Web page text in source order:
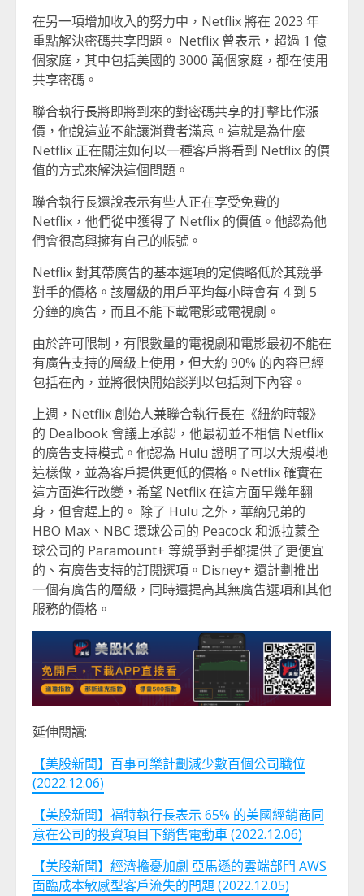
在另一項增加收入的努力中，Netflix 將在 2023 年
重點解決密碼共享問題。 Netflix 曾表示，超過 1 億
個家庭，其中包括美國的 3000 萬個家庭，都在使用
共享密碼。
聯合執行長將即將到來的對密碼共享的打擊比作漲
價，他說這並不能讓消費者滿意。這就是為什麼
Netflix 正在關注如何以一種客戶將看到 Netflix 的價
值的方式來解決這個問題。
聯合執行長還說表示有些人正在享受免費的
Netflix，他們從中獲得了 Netflix 的價值。他認為他
們會很高興擁有自己的帳號。
Netflix 對其帶廣告的基本選項的定價略低於其競爭
對手的價格。該層級的用戶平均每小時會有 4 到 5
分鐘的廣告，而且不能下載電影或電視劇。
由於許可限制，有限數量的電視劇和電影最初不能在
有廣告支持的層級上使用，但大約 90% 的內容已經
包括在內，並將很快開始談判以包括剩下內容。
上週，Netflix 創始人兼聯合執行長在《紐約時報》
的 Dealbook 會議上承認，他最初並不相信 Netflix
的廣告支持模式。他認為 Hulu 證明了可以大規模地
這樣做，並為客戶提供更低的價格。Netflix 確實在
這方面進行改變，希望 Netflix 在這方面早幾年翻
身，但會趕上的。 除了 Hulu 之外，華納兄弟的
HBO Max、NBC 環球公司的 Peacock 和派拉蒙全
球公司的 Paramount+ 等競爭對手都提供了更便宜
的、有廣告支持的訂閱選項。Disney+ 還計劃推出
一個有廣告的層級，同時還提高其無廣告選項和其他
服務的價格。
延伸閱讀:
【美股新聞】百事可樂計劃減少數百個公司職位
(2022.12.06)
【美股新聞】福特執行長表示 65% 的美國經銷商同
意在公司的投資項目下銷售電動車 (2022.12.06)
【美股新聞】經濟擔憂加劇 亞馬遜的雲端部門 AWS
面臨成本敏感型客戶流失的問題 (2022.12.05)